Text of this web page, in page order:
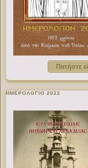
Πατήστε
ΗΜΕΡΟΛΟΓΙΟ 2022